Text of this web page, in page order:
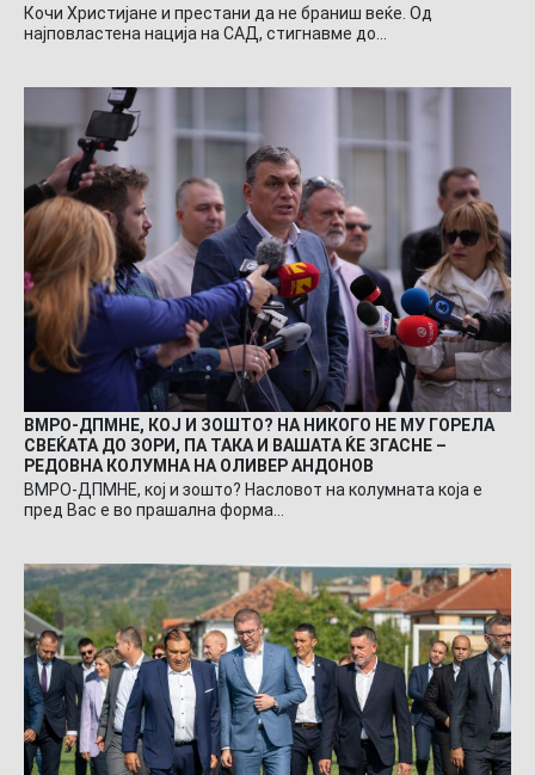
Кочи Христијане и престани да не браниш веќе. Од
најповластена нација на САД, стигнавме до…
ВМРО-ДПМНЕ, КОЈ И ЗОШТО? НА НИКОГО НЕ МУ ГОРЕЛА
СВЕЌАТА ДО ЗОРИ, ПА ТАКА И ВАШАТА ЌЕ ЗГАСНЕ –
РЕДОВНА КОЛУМНА НА ОЛИВЕР АНДОНОВ
ВМРО-ДПМНЕ, кој и зошто? Насловот на колумната која е
пред Вас е во прашална форма…